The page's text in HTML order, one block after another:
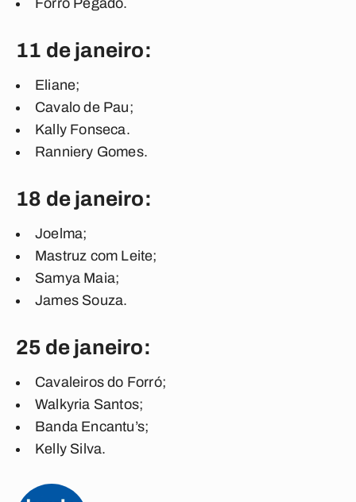
Forró Pegado.
11 de janeiro:
Eliane;
Cavalo de Pau;
Kally Fonseca.
Ranniery Gomes.
18 de janeiro:
Joelma;
Mastruz com Leite;
Samya Maia;
James Souza.
25 de janeiro:
Cavaleiros do Forró;
Walkyria Santos;
Banda Encantu’s;
Kelly Silva.